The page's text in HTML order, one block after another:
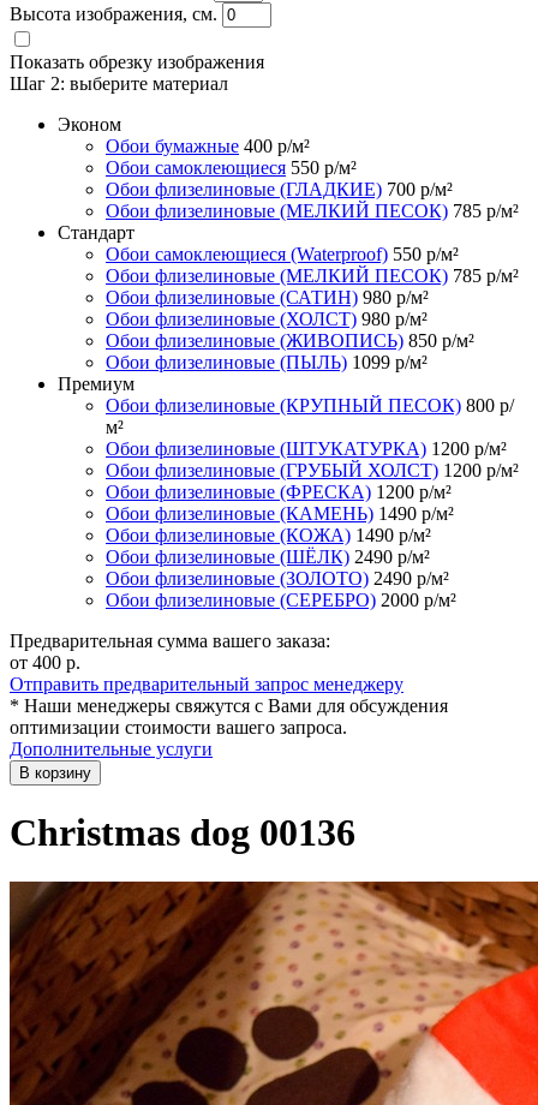
Высота изображения, см.
Показать обрезку изображения
Шаг 2: выберите материал
Эконом
Обои бумажные 400 р/м²
Обои самоклеющиеся 550 р/м²
Обои флизелиновые (ГЛАДКИЕ) 700 р/м²
Обои флизелиновые (МЕЛКИЙ ПЕСОК) 785 р/м²
Стандарт
Обои самоклеющиеся (Waterproof) 550 р/м²
Обои флизелиновые (МЕЛКИЙ ПЕСОК) 785 р/м²
Обои флизелиновые (САТИН) 980 р/м²
Обои флизелиновые (ХОЛСТ) 980 р/м²
Обои флизелиновые (ЖИВОПИСЬ) 850 р/м²
Обои флизелиновые (ПЫЛЬ) 1099 р/м²
Премиум
Обои флизелиновые (КРУПНЫЙ ПЕСОК) 800 р/
м²
Обои флизелиновые (ШТУКАТУРКА) 1200 р/м²
Обои флизелиновые (ГРУБЫЙ ХОЛСТ) 1200 р/м²
Обои флизелиновые (ФРЕСКА) 1200 р/м²
Обои флизелиновые (КАМЕНЬ) 1490 р/м²
Обои флизелиновые (КОЖА) 1490 р/м²
Обои флизелиновые (ШЁЛК) 2490 р/м²
Обои флизелиновые (ЗОЛОТО) 2490 р/м²
Обои флизелиновые (СЕРЕБРО) 2000 р/м²
Предварительная сумма вашего заказа:
от 400 р.
Отправить предварительный запрос менеджеру
* Наши менеджеры свяжутся с Вами для обсуждения
оптимизации стоимости вашего запроса.
Дополнительные услуги
В корзину
Christmas dog 00136